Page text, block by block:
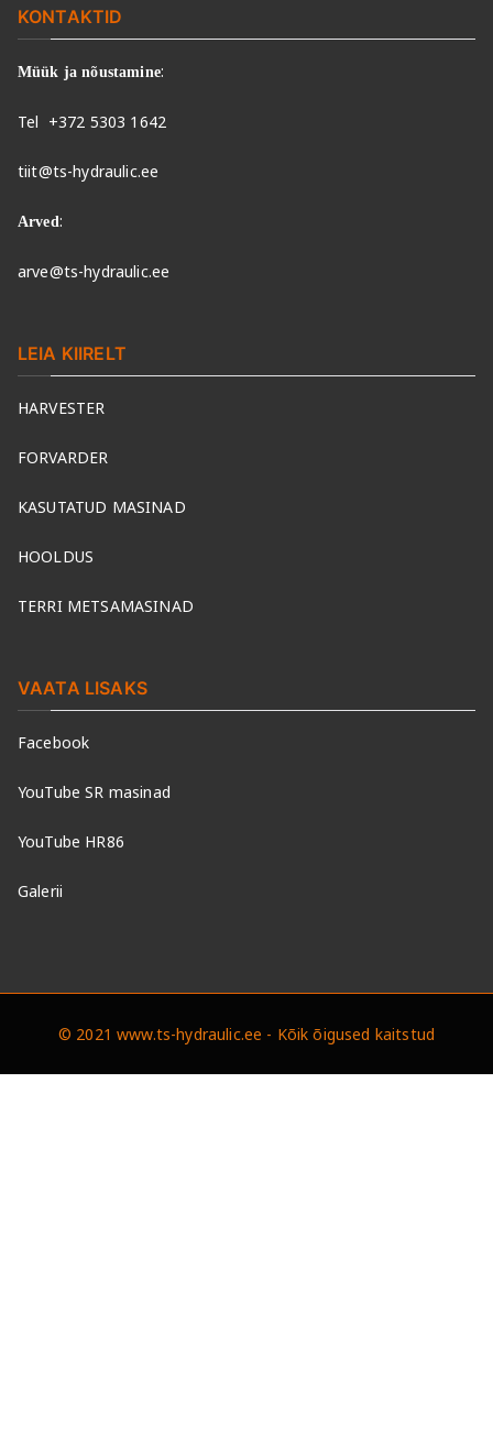
KONTAKTID
Müük ja nõustamine:
Tel +372 5303 1642
tiit@ts-hydraulic.ee
Arved:
arve@ts-hydraulic.ee
LEIA KIIRELT
HARVESTER
FORVARDER
KASUTATUD MASINAD
HOOLDUS
TERRI METSAMASINAD
VAATA LISAKS
Facebook
YouTube SR masinad
YouTube HR86
Galerii
© 2021 www.ts-hydraulic.ee - Kõik õigused kaitstud